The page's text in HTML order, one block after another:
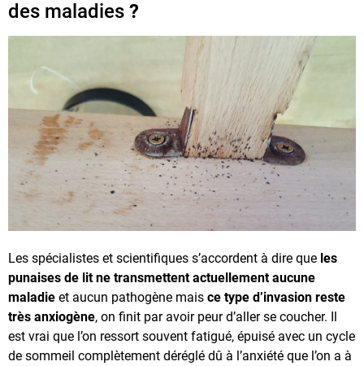
des maladies ?
Les spécialistes et scientifiques s’accordent à dire que les
punaises de lit ne transmettent actuellement aucune
maladie et aucun pathogène mais ce type d’invasion reste
très anxiogène, on finit par avoir peur d’aller se coucher. Il
est vrai que l’on ressort souvent fatigué, épuisé avec un cycle
de sommeil complètement déréglé dû à l’anxiété que l’on a à